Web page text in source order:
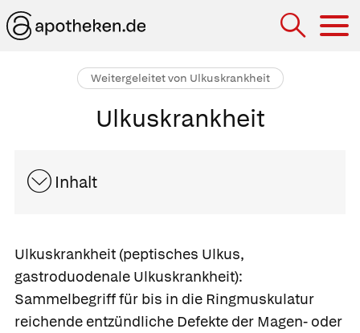
Weitergeleitet von Ulkuskrankheit
Ulkuskrankheit
Inhalt
Ulkuskrankheit (peptisches Ulkus,
gastroduodenale Ulkuskrankheit):
Sammelbegriff für bis in die Ringmuskulatur
reichende entzündliche Defekte der Magen- oder